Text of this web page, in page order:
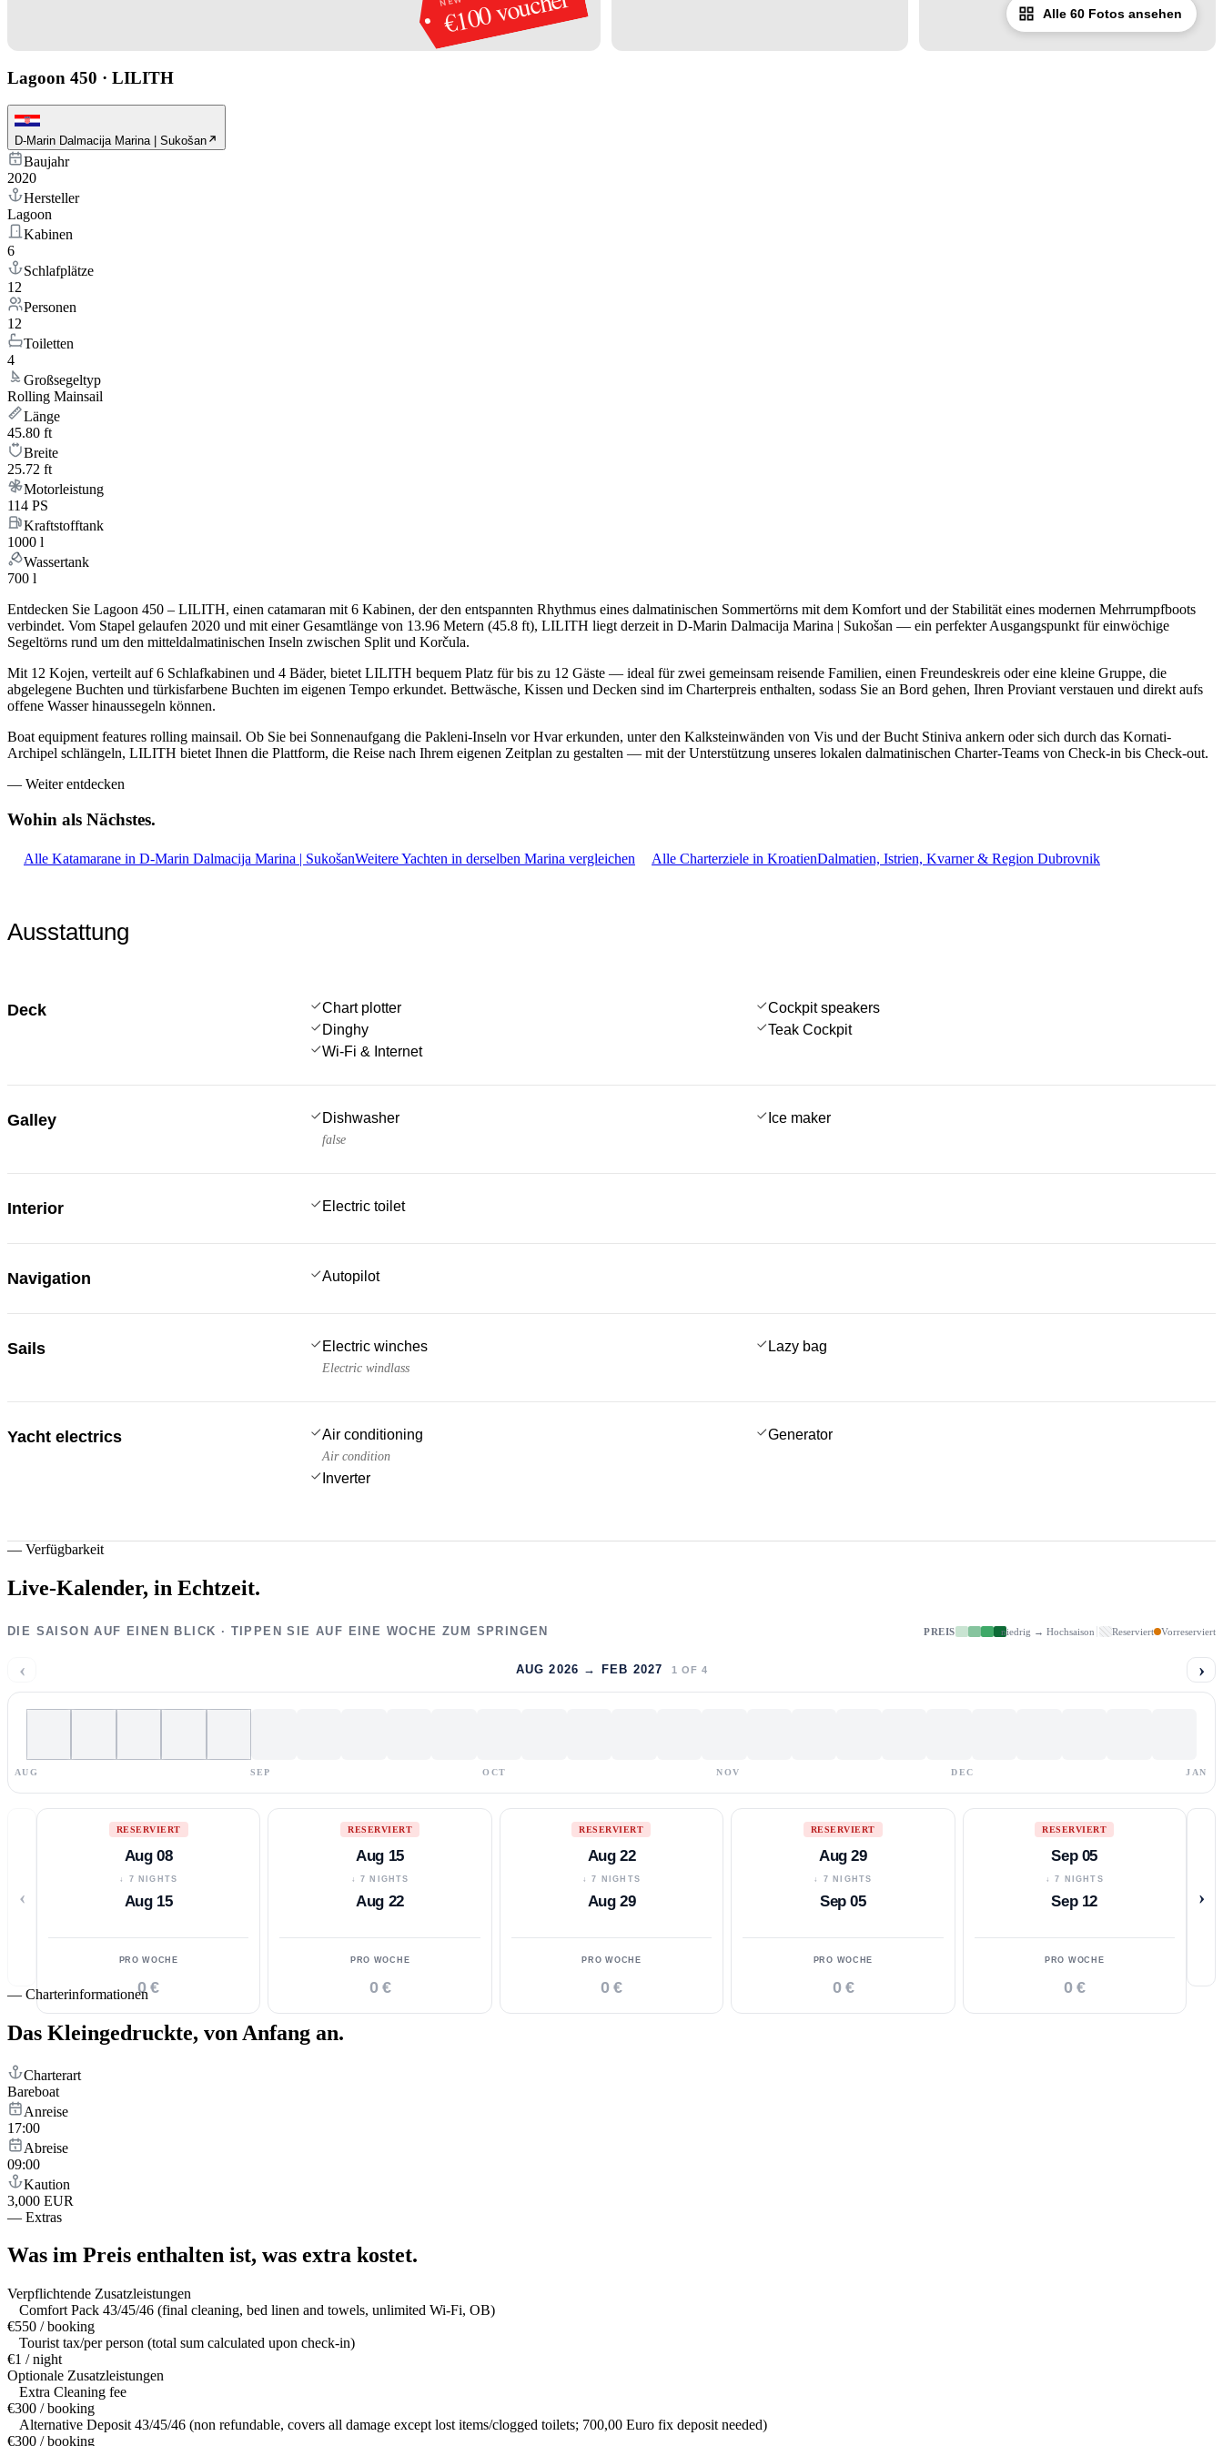
Alle 60 Fotos ansehen
Lagoon 450 · LILITH
D-Marin Dalmacija Marina | Sukošan
Baujahr
2020
Hersteller
Lagoon
Kabinen
6
Schlafplätze
12
Personen
12
Toiletten
4
Großsegeltyp
Rolling Mainsail
Länge
45.80 ft
Breite
25.72 ft
Motorleistung
114 PS
Kraftstofftank
1000 l
Wassertank
700 l
Entdecken Sie Lagoon 450 – LILITH, einen catamaran mit 6 Kabinen, der den entspannten Rhythmus eines dalmatinischen Sommertörns mit dem Komfort und der Stabilität eines modernen Mehrrumpfboots
verbindet. Vom Stapel gelaufen 2020 und mit einer Gesamtlänge von 13.96 Metern (45.8 ft), LILITH liegt derzeit in D-Marin Dalmacija Marina | Sukošan — ein perfekter Ausgangspunkt für einwöchige
Segeltörns rund um den mitteldalmatinischen Inseln zwischen Split und Korčula.
Mit 12 Kojen, verteilt auf 6 Schlafkabinen und 4 Bäder, bietet LILITH bequem Platz für bis zu 12 Gäste — ideal für zwei gemeinsam reisende Familien, einen Freundeskreis oder eine kleine Gruppe, die
abgelegene Buchten und türkisfarbene Buchten im eigenen Tempo erkundet. Bettwäsche, Kissen und Decken sind im Charterpreis enthalten, sodass Sie an Bord gehen, Ihren Proviant verstauen und direkt aufs
offene Wasser hinaussegeln können.
Boat equipment features rolling mainsail. Ob Sie bei Sonnenaufgang die Pakleni-Inseln vor Hvar erkunden, unter den Kalksteinwänden von Vis und der Bucht Stiniva ankern oder sich durch das Kornati-
Archipel schlängeln, LILITH bietet Ihnen die Plattform, die Reise nach Ihrem eigenen Zeitplan zu gestalten — mit der Unterstützung unseres lokalen dalmatinischen Charter-Teams von Check-in bis Check-out.
— Weiter entdecken
Wohin als Nächstes.
Alle Katamarane in D-Marin Dalmacija Marina | SukošanWeitere Yachten in derselben Marina vergleichen Alle Charterziele in KroatienDalmatien, Istrien, Kvarner & Region Dubrovnik
Ausstattung
Deck Chart plotter
Cockpit speakers
Dinghy
Teak Cockpit
Wi-Fi & Internet
Galley Dishwasher
false
Ice maker
Interior Electric toilet
Navigation Autopilot
Sails Electric winches
Electric windlass
Lazy bag
Yacht electrics Air conditioning
Air condition
Generator
Inverter
— Verfügbarkeit
Live-Kalender, in Echtzeit.
DIE SAISON AUF EINEN BLICK · TIPPEN SIE AUF EINE WOCHE ZUM SPRINGEN PREIS niedrig → Hochsaison Reserviert Vorreserviert
‹ AUG 2026 → FEB 2027 1 OF 4 ›
AUG SEP OCT NOV DEC JAN
‹
RESERVIERT
Aug 08
↓ 7 NIGHTS
Aug 15
PRO WOCHE
0 €
RESERVIERT
Aug 15
↓ 7 NIGHTS
Aug 22
PRO WOCHE
0 €
RESERVIERT
Aug 22
↓ 7 NIGHTS
Aug 29
PRO WOCHE
0 €
RESERVIERT
Aug 29
↓ 7 NIGHTS
Sep 05
PRO WOCHE
0 €
RESERVIERT
Sep 05
↓ 7 NIGHTS
Sep 12
PRO WOCHE
0 €
›
— Charterinformationen
Das Kleingedruckte, von Anfang an.
Charterart
Bareboat
Anreise
17:00
Abreise
09:00
Kaution
3,000 EUR
— Extras
Was im Preis enthalten ist, was extra kostet.
Verpflichtende Zusatzleistungen
Comfort Pack 43/45/46 (final cleaning, bed linen and towels, unlimited Wi-Fi, OB)
€550 / booking
Tourist tax/per person (total sum calculated upon check-in)
€1 / night
Optionale Zusatzleistungen
Extra Cleaning fee
€300 / booking
Alternative Deposit 43/45/46 (non refundable, covers all damage except lost items/clogged toilets; 700,00 Euro fix deposit needed)
€300 / booking